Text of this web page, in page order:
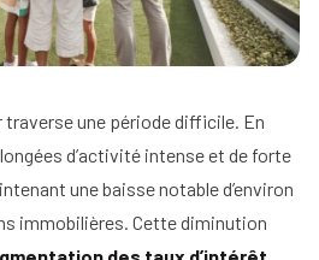
traverse une période difficile. En
d’activité intense et de forte
une baisse notable d’environ
immobilières. Cette diminution